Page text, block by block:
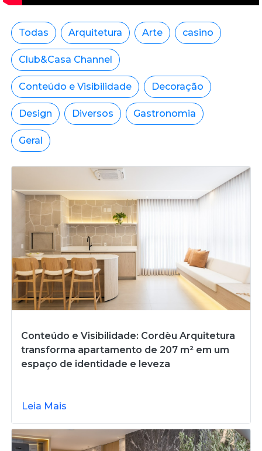
Todas Arquitetura Arte casino
Club&Casa Channel
Conteúdo e Visibilidade Decoração
Design Diversos Gastronomia
Geral
Conteúdo e Visibilidade: Cordèu Arquitetura
transforma apartamento de 207 m² em um
espaço de identidade e leveza
Leia Mais